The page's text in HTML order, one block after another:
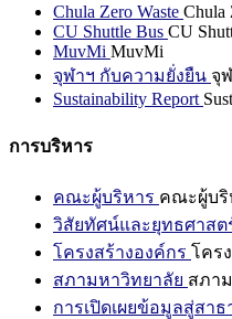
Chula Zero Waste Chula
CU Shuttle Bus CU
MuvMi MuvMi
จุฬาฯ กับความยั่งยืน จุ
Sustainability Report
การบริหาร
คณะผู้บริหาร คณะผู้บริ
วิสัยทัศน์และยุทธศาสต
โครงสร้างองค์กร โคร
สภามหาวิทยาลัย สภา
การเปิดเผยข้อมูลสู่สา